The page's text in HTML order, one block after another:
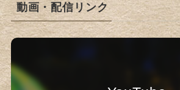
動画・配信リンク